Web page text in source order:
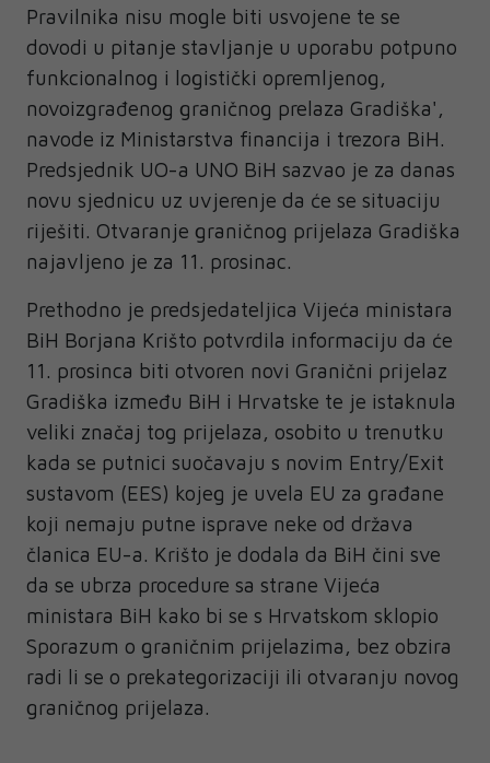
Pravilnika nisu mogle biti usvojene te se
dovodi u pitanje stavljanje u uporabu potpuno
funkcionalnog i logistički opremljenog,
novoizgrađenog graničnog prelaza Gradiška',
navode iz Ministarstva financija i trezora BiH.
Predsjednik UO-a UNO BiH sazvao je za danas
novu sjednicu uz uvjerenje da će se situaciju
riješiti. Otvaranje graničnog prijelaza Gradiška
najavljeno je za 11. prosinac.
Prethodno je predsjedateljica Vijeća ministara
BiH Borjana Krišto potvrdila informaciju da će
11. prosinca biti otvoren novi Granični prijelaz
Gradiška između BiH i Hrvatske te je istaknula
veliki značaj tog prijelaza, osobito u trenutku
kada se putnici suočavaju s novim Entry/Exit
sustavom (EES) kojeg je uvela EU za građane
koji nemaju putne isprave neke od država
članica EU-a. Krišto je dodala da BiH čini sve
da se ubrza procedure sa strane Vijeća
ministara BiH kako bi se s Hrvatskom sklopio
Sporazum o graničnim prijelazima, bez obzira
radi li se o prekategorizaciji ili otvaranju novog
graničnog prijelaza.